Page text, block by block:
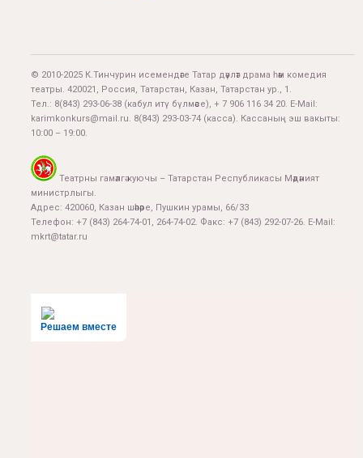
© 2010-2025 К.Тинчурин исемендәге Татар дәүләт драма һәм комедия
театры. 420021, Россия, Татарстан, Казан, Татарстан ур., 1.
Тел.: 8(843) 293-06-38 (кабул итү бүлмәсе), + 7 906 116 34 20. E-Mail:
karimkonkurs@mail.ru. 8(843) 293-03-74 (касса). Кассаның эш вакыты:
10:00 – 19:00.
Театрны гамәлгә куючы – Татарстан Республикасы Мәдәният
министрлыгы.
Адрес: 420060, Казан шәһәре, Пушкин урамы, 66/33
Телефон: +7 (843) 264-74-01, 264-74-02. Факс: +7 (843) 292-07-26. E-Mail:
mkrt@tatar.ru
Решаем вместе